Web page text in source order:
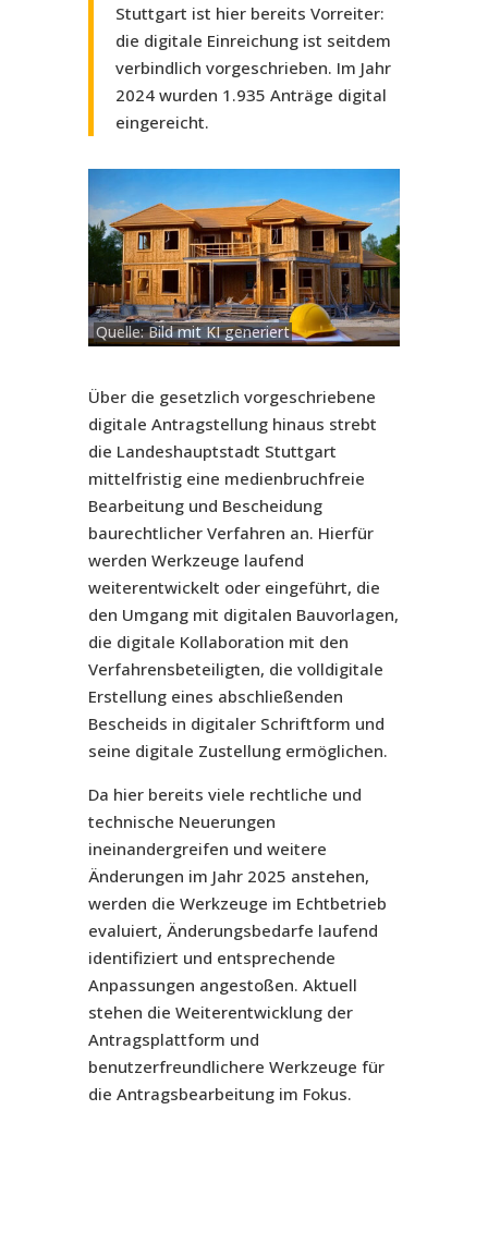
Stuttgart ist hier bereits Vorreiter:
die digitale Einreichung ist seitdem
verbindlich vorgeschrieben. Im Jahr
2024 wurden 1.935 Anträge digital
eingereicht.
Quelle: Bild mit KI generiert
Über die gesetzlich vorgeschriebene
digitale Antragstellung hinaus strebt
die Landeshauptstadt Stuttgart
mittelfristig eine medienbruchfreie
Bearbeitung und Bescheidung
baurechtlicher Verfahren an. Hierfür
werden Werkzeuge laufend
weiterentwickelt oder eingeführt, die
den Umgang mit digitalen Bauvorlagen,
die digitale Kollaboration mit den
Verfahrensbeteiligten, die volldigitale
Erstellung eines abschließenden
Bescheids in digitaler Schriftform und
seine digitale Zustellung ermöglichen.
Da hier bereits viele rechtliche und
technische Neuerungen
ineinandergreifen und weitere
Änderungen im Jahr 2025 anstehen,
werden die Werkzeuge im Echtbetrieb
evaluiert, Änderungsbedarfe laufend
identifiziert und entsprechende
Anpassungen angestoßen. Aktuell
stehen die Weiterentwicklung der
Antragsplattform und
benutzerfreundlichere Werkzeuge für
die Antragsbearbeitung im Fokus.